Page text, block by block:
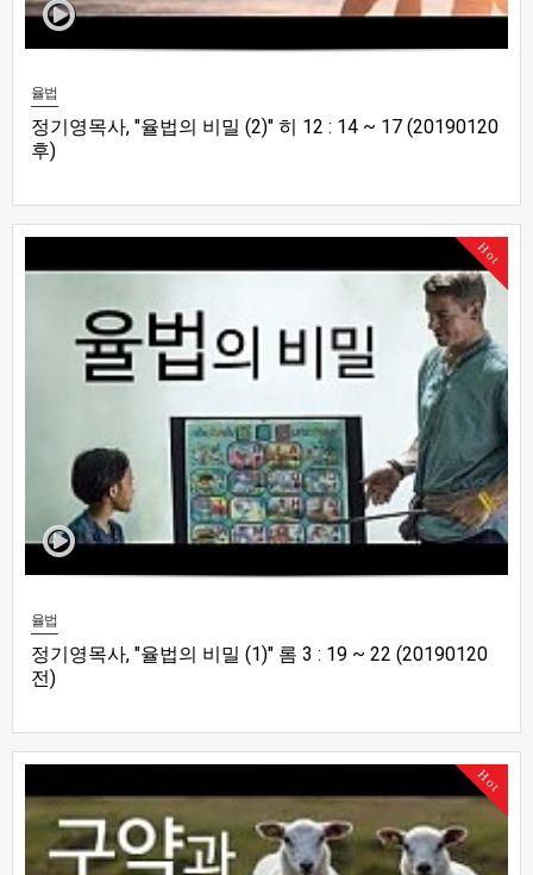
율법
정기영목사, "율법의 비밀 (2)" 히 12 : 14 ~ 17 (20190120
후)
Hot
율법
정기영목사, "율법의 비밀 (1)" 롬 3 : 19 ~ 22 (20190120
전)
Hot